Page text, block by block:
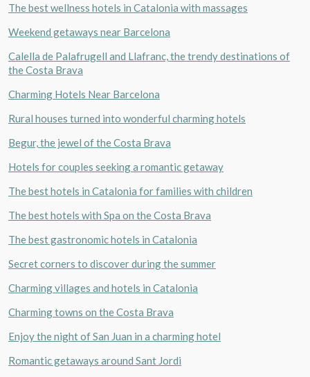
The best wellness hotels in Catalonia with massages
Weekend getaways near Barcelona
Calella de Palafrugell and Llafranc, the trendy destinations of
the Costa Brava
Charming Hotels Near Barcelona
Rural houses turned into wonderful charming hotels
Begur, the jewel of the Costa Brava
Hotels for couples seeking a romantic getaway
The best hotels in Catalonia for families with children
The best hotels with Spa on the Costa Brava
The best gastronomic hotels in Catalonia
Secret corners to discover during the summer
Charming villages and hotels in Catalonia
Charming towns on the Costa Brava
Enjoy the night of San Juan in a charming hotel
Romantic getaways around Sant Jordi